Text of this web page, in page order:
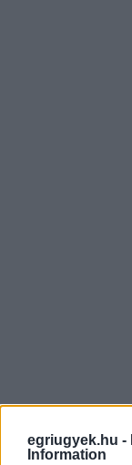
egriugyek.hu -
Information